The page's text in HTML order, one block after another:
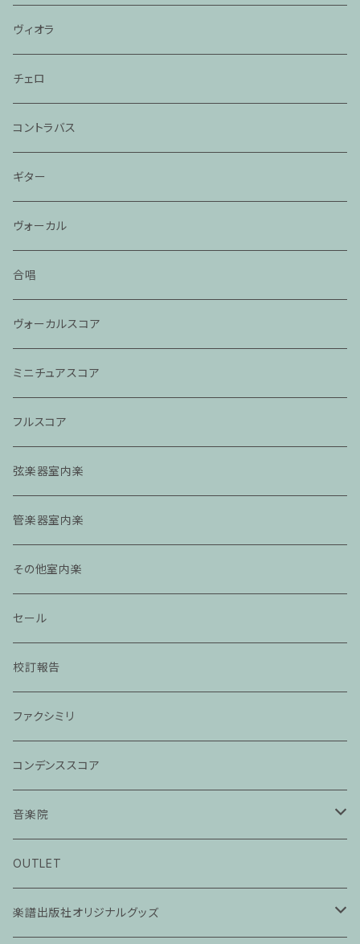
ヴィオラ
チェロ
コントラバス
ギター
ヴォーカル
合唱
ヴォーカルスコア
ミニチュアスコア
フルスコア
弦楽器室内楽
管楽器室内楽
その他室内楽
セール
校訂報告
ファクシミリ
コンデンススコア
音楽院
ピアノ科３０分レッスン
ピアノ科４５分レッスン
OUTLET
楽譜出版社オリジナルグッズ